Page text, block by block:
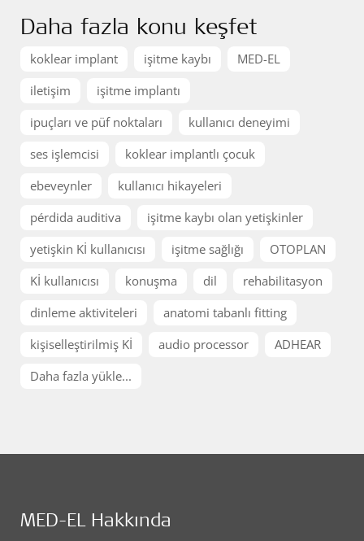
Daha fazla konu keşfet
koklear implant işitme kaybı
MED-EL
iletişim
işitme implantı
ipuçları ve püf noktaları
kullanıcı deneyimi
ses işlemcisi
koklear implantlı çocuk
ebeveynler
kullanıcı hikayeleri
pérdida auditiva
işitme kaybı olan yetişkinler
yetişkin Kİ kullanıcısı
işitme sağlığı
OTOPLAN
Kİ kullanıcısı
konuşma dil
rehabilitasyon
dinleme aktiviteleri
anatomi tabanlı fitting
kişiselleştirilmiş Kİ
audio processor
ADHEAR
Daha fazla yükle...
MED-EL Hakkında